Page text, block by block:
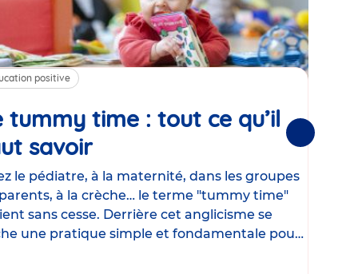
positive
tummy time : tout ce qu’il
savoirArticle
le pédiatre, à la maternité, dans les groupes
à la crèche… le terme "tummy time"
sans cesse. Derrière cet anglicisme se
une pratique simple et fondamentale pour
Suivantes